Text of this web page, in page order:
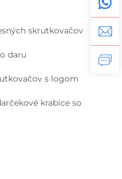
skrutkovačov
daru
s logom
krabice so